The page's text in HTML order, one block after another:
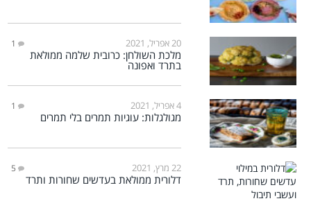
20 אפריל, 2021 1
מלכת השולחן: כרובית שלמה ממולאת
בתרד ואפונה
4 אפריל, 2021 1
מגולגלות: עוגיות תמרים בלי תמרים
22 מרץ, 2021 5
דלורית ממולאת בעדשים שחורות ותרד